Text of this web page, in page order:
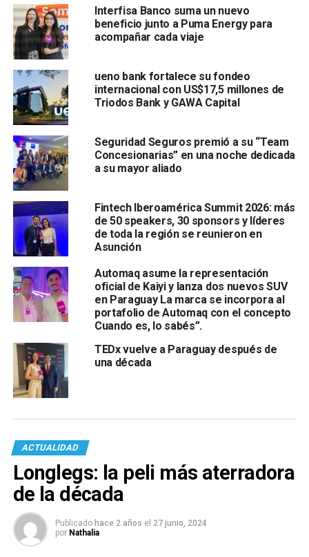
Interfisa Banco suma un nuevo
beneficio junto a Puma Energy para
acompañar cada viaje
ueno bank fortalece su fondeo
internacional con US$17,5 millones de
Triodos Bank y GAWA Capital
Seguridad Seguros premió a su “Team
Concesionarias” en una noche dedicada
a su mayor aliado
Fintech Iberoamérica Summit 2026: más
de 50 speakers, 30 sponsors y líderes
de toda la región se reunieron en
Asunción
Automaq asume la representación
oficial de Kaiyi y lanza dos nuevos SUV
en Paraguay La marca se incorpora al
portafolio de Automaq con el concepto
Cuando es, lo sabés”.
TEDx vuelve a Paraguay después de
una década
ACTUALIDAD
Longlegs: la peli más aterradora
de la década
Publicado hace 2 años el 27 junio, 2024
por Nathalia